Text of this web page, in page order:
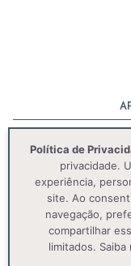
© 2025 IAS. Todos
Política de
privacidade.
experiência,
site. Ao
navegação,
compartilhar
limitados. Saiba